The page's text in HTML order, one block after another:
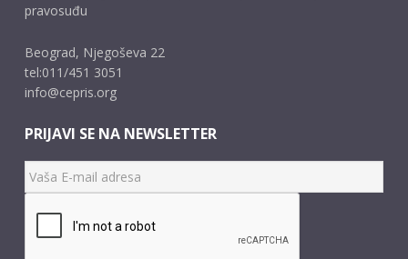
pravosuđu
Beograd, Njegoševa 22
tel:011/451 3051
info@cepris.org
PRIJAVI SE NA NEWSLETTER